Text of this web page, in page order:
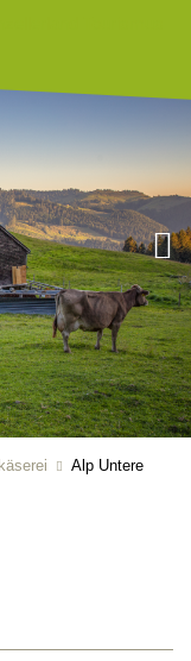
Alp Untere